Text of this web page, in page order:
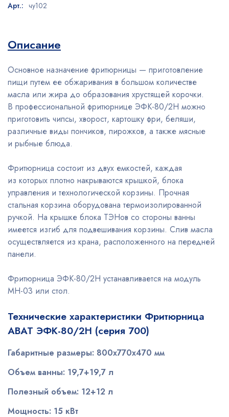
Арт.: чу102
Описание
Основное назначение фритюрницы — приготовление
пищи путем ее обжаривания в большом количестве
масла или жира до образования хрустящей корочки.
В профессиональной фритюрнице ЭФК-80/2Н можно
приготовить чипсы, хворост, картошку фри, беляши,
различные виды пончиков, пирожков, а также мясные
и рыбные блюда.
Фритюрница состоит из двух емкостей, каждая
из которых плотно накрываются крышкой, блока
управления и технологической корзины. Прочная
стальная корзина оборудована термоизолированной
ручкой. На крышке блока ТЭНов со стороны ванны
имеется изгиб для подвешивания корзины. Слив масла
осуществляется из крана, расположенного на передней
панели.
Фритюрница ЭФК-80/2Н устанавливается на модуль
МН-03 или стол.
Технические характеристики Фритюрница
ABAT ЭФК-80/2Н (серия 700)
Габаритные размеры: 800x770x470 мм
Объем ванны: 19,7+19,7 л
Полезный объем: 12+12 л
Мощность: 15 кВт